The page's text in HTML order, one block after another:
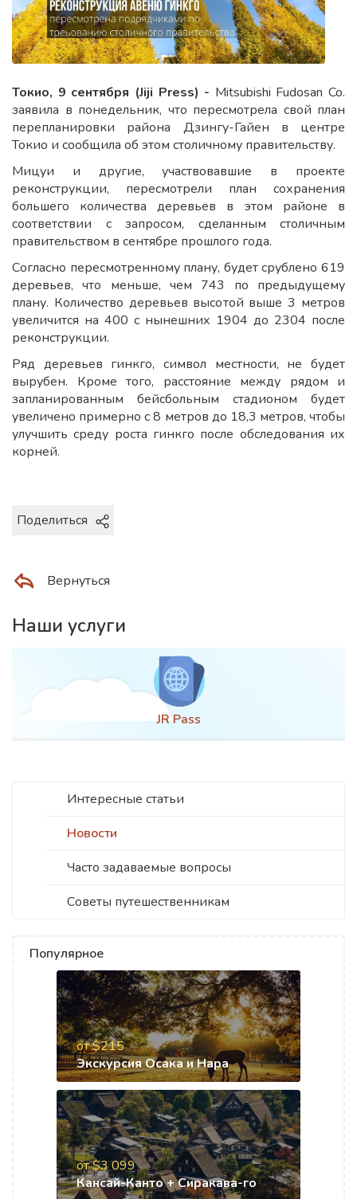
Интересные статьи
Новости
Часто задаваемые вопросы
Советы путешественникам
Популярное
от $215
Экскурсия Осака и Нара
от $3 099
Кансай-Канто + Сиракава-го
Токио, 9 сентября (Jiji Press) - Mitsubishi Fudosan Co.
заявила в понедельник, что пересмотрела свой план
перепланировки района Дзингу-Гайен в центре
Токио и сообщила об этом столичному правительству.
Мицуи и другие, участвовавшие в проекте
реконструкции, пересмотрели план сохранения
большего количества деревьев в этом районе в
соответствии с запросом, сделанным столичным
правительством в сентябре прошлого года.
Согласно пересмотренному плану, будет срублено 619
деревьев, что меньше, чем 743 по предыдущему
плану. Количество деревьев высотой выше 3 метров
увеличится на 400 с нынешних 1904 до 2304 после
реконструкции.
Ряд деревьев гинкго, символ местности, не будет
вырубен. Кроме того, расстояние между рядом и
запланированным бейсбольным стадионом будет
увеличено примерно с 8 метров до 18,3 метров, чтобы
улучшить среду роста гинкго после обследования их
корней.
Поделиться
Вернуться
Наши услуги
JR Pass